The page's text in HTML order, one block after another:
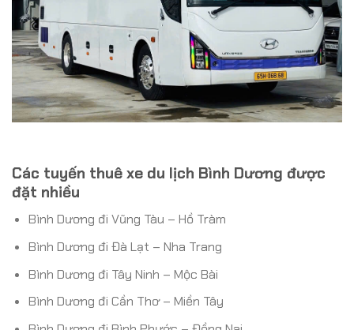
Các tuyến thuê xe du lịch Bình Dương được
đặt nhiều
Bình Dương đi Vũng Tàu – Hồ Tràm
Bình Dương đi Đà Lạt – Nha Trang
Bình Dương đi Tây Ninh – Mộc Bài
Bình Dương đi Cần Thơ – Miền Tây